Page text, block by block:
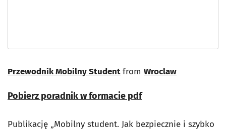
Przewodnik Mobilny Studentfrom Wroclaw
Pobierz poradnik w formacie pdf
Publikację „Mobilny student. Jak bezpiecznie i szybko